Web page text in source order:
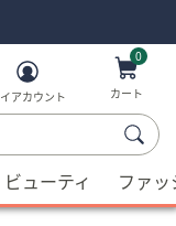
アカウント
0
カート
ビューティ ファ